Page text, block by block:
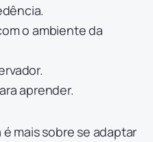
o ambiente da
aprender.
mais sobre se adaptar